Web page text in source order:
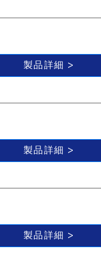
製品詳細
製品詳細
製品詳細